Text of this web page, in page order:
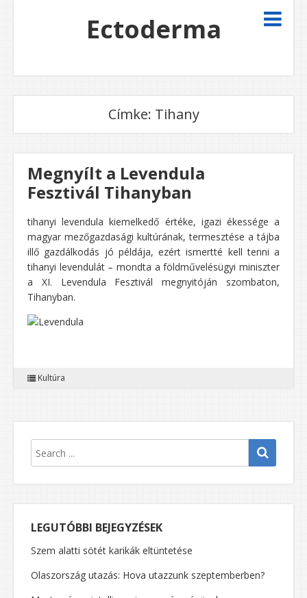
Ectoderma
Címke: Tihany
Megnyílt a Levendula
Fesztivál Tihanyban
tihanyi levendula kiemelkedő értéke, igazi ékessége a
magyar mezőgazdasági kultúrának, termesztése a tájba
illő gazdálkodás jó példája, ezért ismertté kell tenni a
tihanyi levendulát – mondta a földművelésügyi miniszter
a XI. Levendula Fesztivál megnyitóján szombaton,
Tihanyban.
Kultúra
LEGUTÓBBI BEJEGYZÉSEK
Szem alatti sötét karikák eltüntetése
Olaszország utazás: Hova utazzunk szeptemberben?